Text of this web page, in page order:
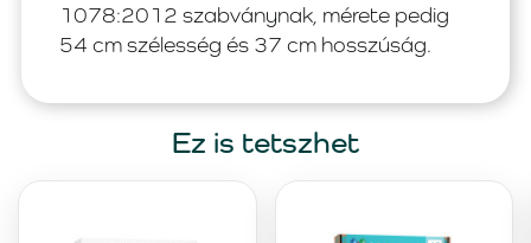
1078:2012 szabványnak, mérete pedig
54 cm szélesség és 37 cm hosszúság.
Ez is tetszhet